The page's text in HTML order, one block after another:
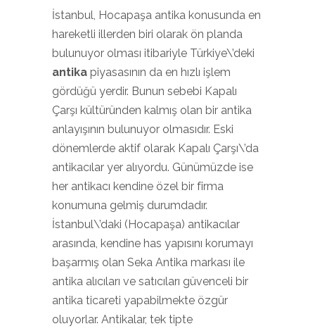
İstanbul, Hocapaşa antika konusunda en
hareketli illerden biri olarak ön planda
bulunuyor olması itibariyle Türkiye\’deki
antika piyasasının da en hızlı işlem
gördüğü yerdir. Bunun sebebi Kapalı
Çarşı kültüründen kalmış olan bir antika
anlayışının bulunuyor olmasıdır. Eski
dönemlerde aktif olarak Kapalı Çarşı\’da
antikacılar yer alıyordu. Günümüzde ise
her antikacı kendine özel bir firma
konumuna gelmiş durumdadır.
İstanbul\’daki (Hocapaşa) antikacılar
arasında, kendine has yapısını korumayı
başarmış olan Seka Antika markası ile
antika alıcıları ve satıcıları güvenceli bir
antika ticareti yapabilmekte özgür
oluyorlar. Antikalar, tek tipte